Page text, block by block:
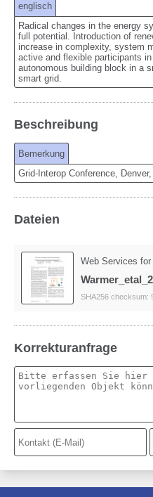
englisch
Radical changes in the energy
full potential. Introduction of
increase in complexity, system
active and flexible participants
autonomous building block in a
smart grid.
Beschreibung
Bemerkung
Grid-Interop Conference,
Dateien
Web Services
SHA256 checksum:
Korrekturanfrage